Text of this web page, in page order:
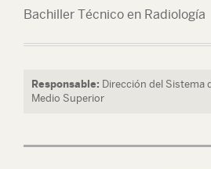
Bachiller Técnico en Radiología
Responsable: Dirección del Sistema
Medio Superior